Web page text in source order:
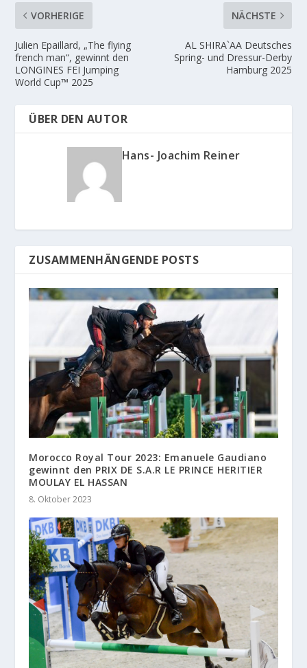
VORHERIGE
Julien Epaillard, „The flying
french man“, gewinnt den
LONGINES FEI Jumping
World Cup™ 2025
NÄCHSTE
AL SHIRA`AA Deutsches
Spring- und Dressur-Derby
Hamburg 2025
ÜBER DEN AUTOR
Hans- Joachim Reiner
ZUSAMMENHÄNGENDE POSTS
Morocco Royal Tour 2023: Emanuele Gaudiano
gewinnt den PRIX DE S.A.R LE PRINCE HERITIER
MOULAY EL HASSAN
8. Oktober 2023